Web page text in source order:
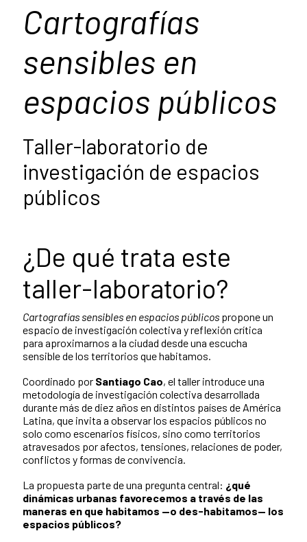
Cartografías
sensibles en
espacios públicos
Taller-laboratorio de
investigación de espacios
públicos
¿De qué trata este
taller-laboratorio?
Cartografías sensibles en espacios públicos propone un
espacio de investigación colectiva y reflexión crítica
para aproximarnos a la ciudad desde una escucha
sensible de los territorios que habitamos.
Coordinado por Santiago Cao, el taller introduce una
metodología de investigación colectiva desarrollada
durante más de diez años en distintos países de América
Latina, que invita a observar los espacios públicos no
solo como escenarios físicos, sino como territorios
atravesados por afectos, tensiones, relaciones de poder,
conflictos y formas de convivencia.
La propuesta parte de una pregunta central: ¿qué
dinámicas urbanas favorecemos a través de las
maneras en que habitamos —o des-habitamos— los
espacios públicos?